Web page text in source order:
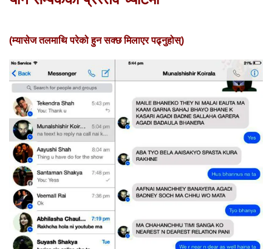
(म्यासेज तलमाथि परेको हुन सक्छ मिलाएर पढ्नुहोस्)